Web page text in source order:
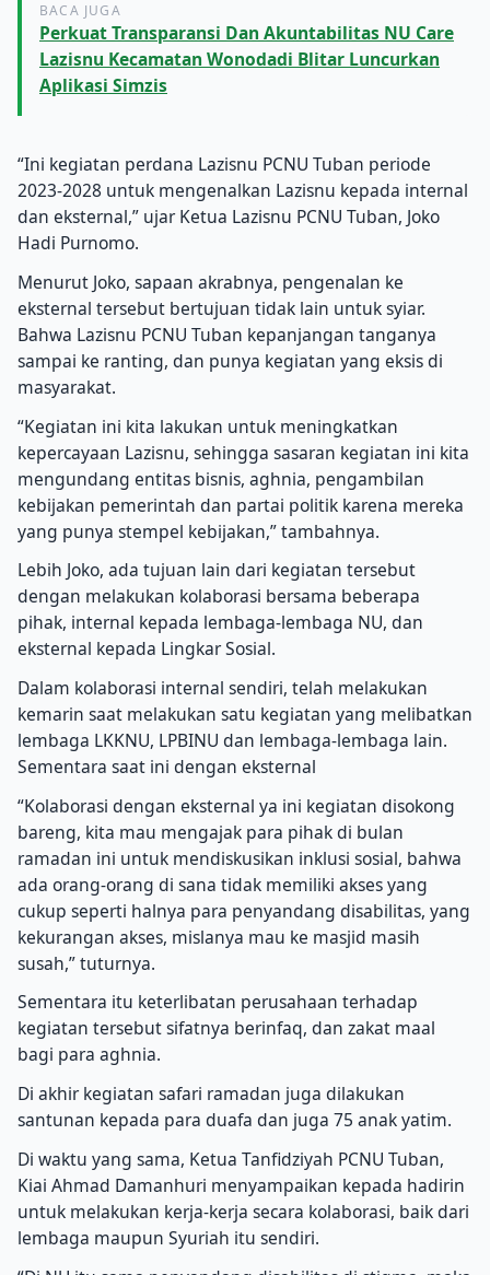
BACA JUGA
Perkuat Transparansi Dan Akuntabilitas NU Care
Lazisnu Kecamatan Wonodadi Blitar Luncurkan
Aplikasi Simzis
“Ini kegiatan perdana Lazisnu PCNU Tuban periode
2023-2028 untuk mengenalkan Lazisnu kepada internal
dan eksternal,” ujar Ketua Lazisnu PCNU Tuban, Joko
Hadi Purnomo.
Menurut Joko, sapaan akrabnya, pengenalan ke
eksternal tersebut bertujuan tidak lain untuk syiar.
Bahwa Lazisnu PCNU Tuban kepanjangan tanganya
sampai ke ranting, dan punya kegiatan yang eksis di
masyarakat.
“Kegiatan ini kita lakukan untuk meningkatkan
kepercayaan Lazisnu, sehingga sasaran kegiatan ini kita
mengundang entitas bisnis, aghnia, pengambilan
kebijakan pemerintah dan partai politik karena mereka
yang punya stempel kebijakan,” tambahnya.
Lebih Joko, ada tujuan lain dari kegiatan tersebut
dengan melakukan kolaborasi bersama beberapa
pihak, internal kepada lembaga-lembaga NU, dan
eksternal kepada Lingkar Sosial.
Dalam kolaborasi internal sendiri, telah melakukan
kemarin saat melakukan satu kegiatan yang melibatkan
lembaga LKKNU, LPBINU dan lembaga-lembaga lain.
Sementara saat ini dengan eksternal
“Kolaborasi dengan eksternal ya ini kegiatan disokong
bareng, kita mau mengajak para pihak di bulan
ramadan ini untuk mendiskusikan inklusi sosial, bahwa
ada orang-orang di sana tidak memiliki akses yang
cukup seperti halnya para penyandang disabilitas, yang
kekurangan akses, mislanya mau ke masjid masih
susah,” tuturnya.
Sementara itu keterlibatan perusahaan terhadap
kegiatan tersebut sifatnya berinfaq, dan zakat maal
bagi para aghnia.
Di akhir kegiatan safari ramadan juga dilakukan
santunan kepada para duafa dan juga 75 anak yatim.
Di waktu yang sama, Ketua Tanfidziyah PCNU Tuban,
Kiai Ahmad Damanhuri menyampaikan kepada hadirin
untuk melakukan kerja-kerja secara kolaborasi, baik dari
lembaga maupun Syuriah itu sendiri.